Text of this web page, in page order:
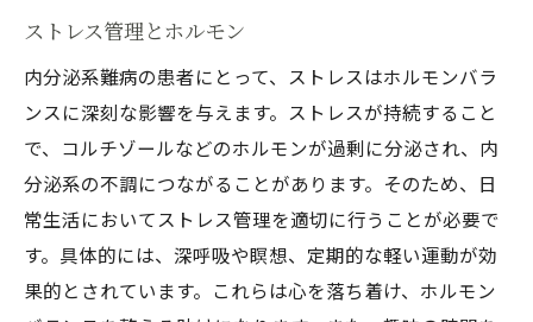
ストレス管理とホルモン
内分泌系難病の患者にとって、ストレスはホルモンバラ
ンスに深刻な影響を与えます。ストレスが持続すること
で、コルチゾールなどのホルモンが過剰に分泌され、内
分泌系の不調につながることがあります。そのため、日
常生活においてストレス管理を適切に行うことが必要で
す。具体的には、深呼吸や瞑想、定期的な軽い運動が効
果的とされています。これらは心を落ち着け、ホルモン